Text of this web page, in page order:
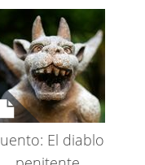
El diablo